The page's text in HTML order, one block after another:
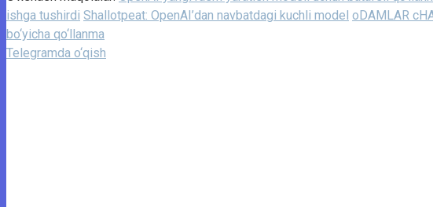
ishga tushirdi Shallotpeat: OpenAI’dan navbatdagi kuchli model oDAMLAR
bo‘yicha qo‘llanma
Telegramda o‘qish